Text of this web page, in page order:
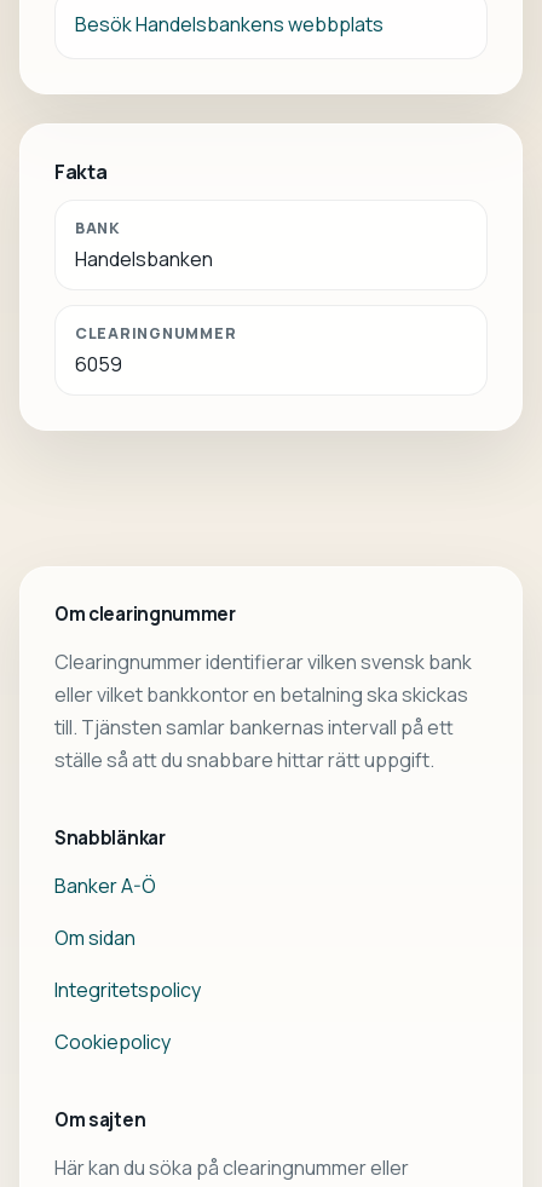
Besök Handelsbankens webbplats
Fakta
BANK
Handelsbanken
CLEARINGNUMMER
6059
Om clearingnummer
Clearingnummer identifierar vilken svensk bank
eller vilket bankkontor en betalning ska skickas
till. Tjänsten samlar bankernas intervall på ett
ställe så att du snabbare hittar rätt uppgift.
Snabblänkar
Banker A-Ö
Om sidan
Integritetspolicy
Cookiepolicy
Om sajten
Här kan du söka på clearingnummer eller